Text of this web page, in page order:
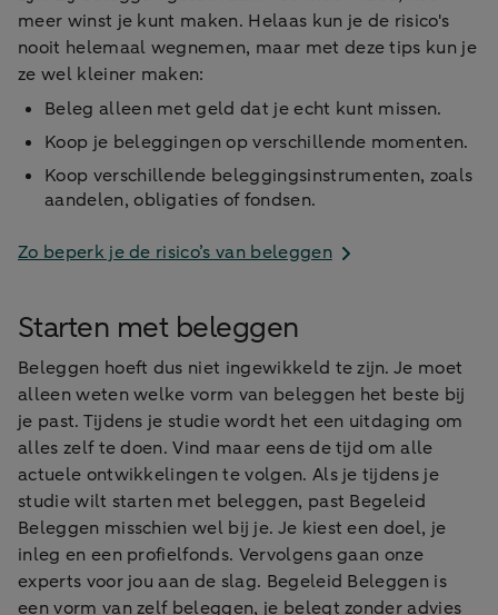
meer winst je kunt maken. Helaas kun je de risico's
nooit helemaal wegnemen, maar met deze tips kun je
ze wel kleiner maken:
Beleg alleen met geld dat je echt kunt missen.
Koop je beleggingen op verschillende momenten.
Koop verschillende beleggingsinstrumenten, zoals
aandelen, obligaties of fondsen.
Zo beperk je de risico’s van beleggen
Starten met beleggen
Beleggen hoeft dus niet ingewikkeld te zijn. Je moet
alleen weten welke vorm van beleggen het beste bij
je past. Tijdens je studie wordt het een uitdaging om
alles zelf te doen. Vind maar eens de tijd om alle
actuele ontwikkelingen te volgen. Als je tijdens je
studie wilt starten met beleggen, past Begeleid
Beleggen misschien wel bij je. Je kiest een doel, je
inleg en een profielfonds. Vervolgens gaan onze
experts voor jou aan de slag. Begeleid Beleggen is
een vorm van zelf beleggen, je belegt zonder advies